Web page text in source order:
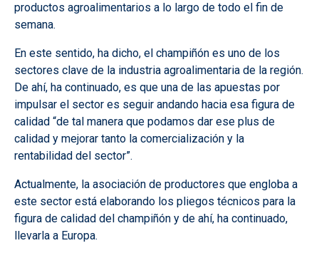
productos agroalimentarios a lo largo de todo el fin de
semana.
En este sentido, ha dicho, el champiñón es uno de los
sectores clave de la industria agroalimentaria de la región.
De ahí, ha continuado, es que una de las apuestas por
impulsar el sector es seguir andando hacia esa figura de
calidad “de tal manera que podamos dar ese plus de
calidad y mejorar tanto la comercialización y la
rentabilidad del sector”.
Actualmente, la asociación de productores que engloba a
este sector está elaborando los pliegos técnicos para la
figura de calidad del champiñón y de ahí, ha continuado,
llevarla a Europa.